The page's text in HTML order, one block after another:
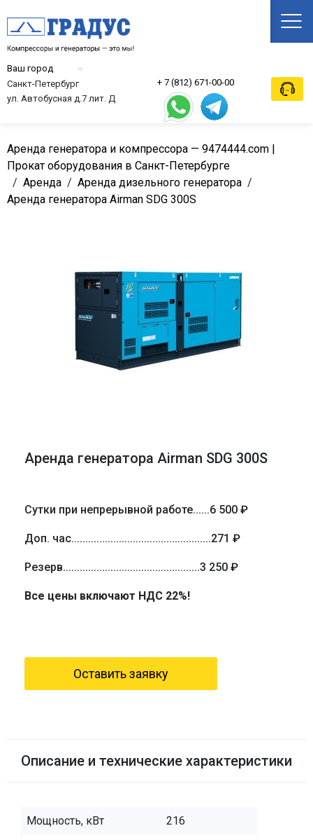
Санкт-Петербург
ул. Автобусная д.7 лит. Д
+ 7 (812) 671-00-00
Аренда генератора и компрессора — 9474444.com |
Прокат оборудования в Санкт-Петербурге
/ Аренда / Аренда дизельного генератора /
Аренда генератора Airman SDG 300S
Аренда генератора Airman SDG 300S
Сутки при непрерывной работе......6 500 ₽
Доп. час..................................................271 ₽
Резерв.................................................3 250 ₽
Все цены включают НДС 22%!
Оставить заявку
Описание и технические характеристики
Мощность, кВт
216